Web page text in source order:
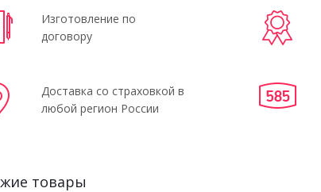
Изготовление по
договору
Доставка со страховкой в
любой регион России
товары